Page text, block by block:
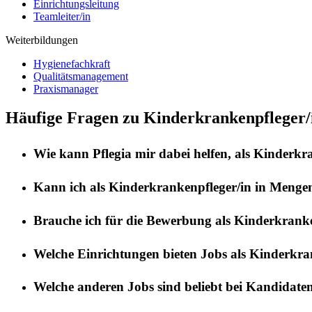
Einrichtungsleitung
Teamleiter/in
Weiterbildungen
Hygienefachkraft
Qualitätsmanagement
Praxismanager
Häufige Fragen zu
Wie kann Pflegia mir dabei helfen, als
Kann ich als Kinderkrankenpfleger/in in
Brauche ich für die Bewerbung als
Welche Einrichtungen bieten Jobs als
Welche anderen Jobs sind beliebt bei